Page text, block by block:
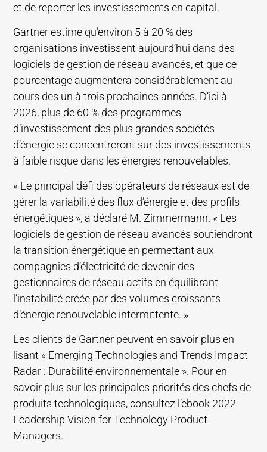
et de reporter les investissements en capital.
Gartner estime qu’environ 5 à 20 % des
organisations investissent aujourd’hui dans des
logiciels de gestion de réseau avancés, et que ce
pourcentage augmentera considérablement au
cours des un à trois prochaines années. D’ici à
2026, plus de 60 % des programmes
d’investissement des plus grandes sociétés
d’énergie se concentreront sur des investissements
à faible risque dans les énergies renouvelables.
« Le principal défi des opérateurs de réseaux est de
gérer la variabilité des flux d’énergie et des profils
énergétiques », a déclaré M. Zimmermann. « Les
logiciels de gestion de réseau avancés soutiendront
la transition énergétique en permettant aux
compagnies d’électricité de devenir des
gestionnaires de réseau actifs en équilibrant
l’instabilité créée par des volumes croissants
d’énergie renouvelable intermittente. »
Les clients de Gartner peuvent en savoir plus en
lisant « Emerging Technologies and Trends Impact
Radar : Durabilité environnementale ». Pour en
savoir plus sur les principales priorités des chefs de
produits technologiques, consultez l’ebook 2022
Leadership Vision for Technology Product
Managers.